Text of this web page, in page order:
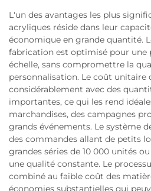
L'un des avantages les plus
acryliques réside dans leur
économique en grande quantité.
fabrication est optimisé pour une
échelle, sans compromettre la
personnalisation. Le coût unitaire
considérablement avec des
importantes, ce qui les rend
marchandises, des campagnes
grands événements. Le système
des commandes allant de petits
grandes séries de 10 000 unités
une qualité constante. Le
combiné au faible coût des
économies substantielles qui